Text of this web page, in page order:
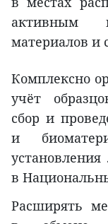
активным
материалов и
Комплексно
учёт
сбор и
и
в
Расширять